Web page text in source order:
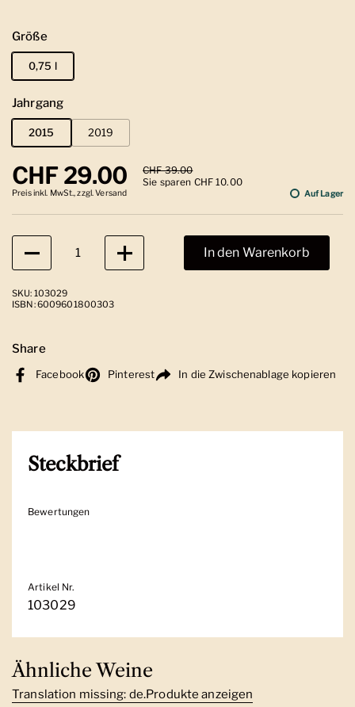
Größe
0,75 l
Jahrgang
2015 2019
Regulärer Preis
CHF 29.00 Sale-Preis
CHF 39.00
Sie sparen CHF 10.00
Preis inkl. MwSt., zzgl. Versand Auf Lager
Anzahl
In den Warenkorb
SKU: 103029
ISBN: 6009601800303
Share
Facebook Pinterest In die Zwischenablage kopieren
Steckbrief
Bewertungen
Artikel Nr.
103029
Ähnliche Weine
Translation missing: de.Produkte anzeigen